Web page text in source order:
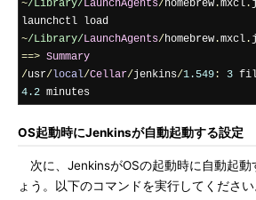
~/Library/LaunchAgents/homebrew .mxcl .
~/Library/LaunchAgents/homebrew .mxcl .
==> Summary
/usr/ local/Cellar/jenkins/1.549 : 3
4.2 minutes
OS起動時にJenkinsが自動起動する設定
次に、JenkinsがOSの起動時に自動起動
ょう。以下のコマンドを実行してください